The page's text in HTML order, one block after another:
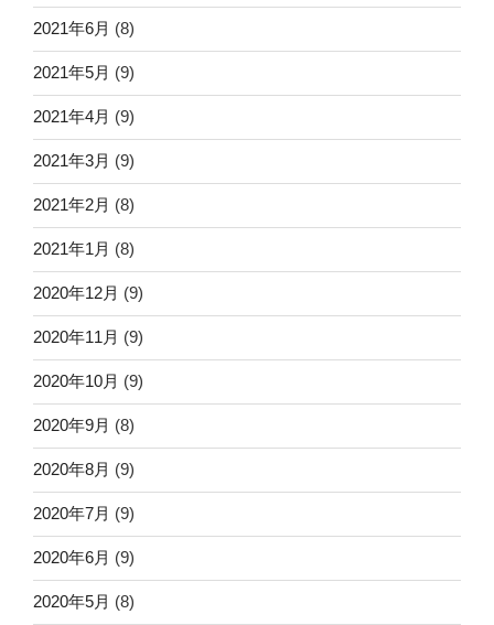
2021年6月 (8)
2021年5月 (9)
2021年4月 (9)
2021年3月 (9)
2021年2月 (8)
2021年1月 (8)
2020年12月 (9)
2020年11月 (9)
2020年10月 (9)
2020年9月 (8)
2020年8月 (9)
2020年7月 (9)
2020年6月 (9)
2020年5月 (8)